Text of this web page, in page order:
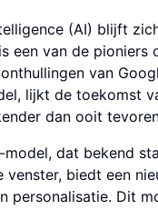
(AI) blijft
een van de pioniers
van
lijkt de toekomst
dan ooit
model, dat bekend
venster, biedt een
personalisatie. Dit